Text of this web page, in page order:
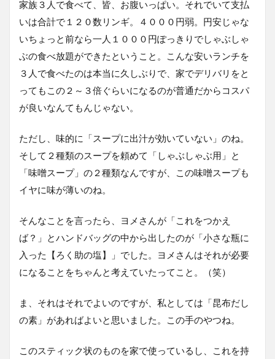
家族３人で食べて、皆、お腹いっぱい。それでいて支払
いは合計で１２０数リンギ。４０００円弱。円安じゃな
いちょっと前なら一人１０００円ぽっきりでしゃぶしゃ
ぶの食べ放題ができたということ。こんな安いランチを
３人で食べたのは本当に久しぶりで、家でデリバリをと
ってもこの２～３倍ぐらいになるのが普通だからコスパ
が良いなんてもんじゃない。
ただし、味的に「スープに出汁が効いていない」のね。
そして２種類のスープを頼めて「しゃぶしゃぶ用」と
「味噌スープ」の２種類なんですが、この味噌スープも
イヤに味が薄いのね。
そんなことを言ったら、ヨメさんが「これをつかえ
ば？」とハンドバッグの中から出したのが「小さな瓶に
入った【ろく助の塩】」でした。ヨメさんはそれが必要
になることをちゃんと考えていたってこと。（笑）
ま、それはそれでよいのですが、私としては「昆布だし
の素」があればよいと思いました。この手のやつね。
このスティック状のものを家で使っているし、これを持